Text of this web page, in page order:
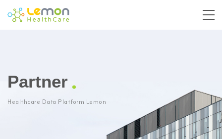
Partner
Healthcare Data Platform Lemon